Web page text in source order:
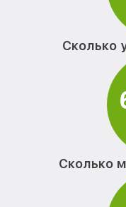
Сколько
Сколько